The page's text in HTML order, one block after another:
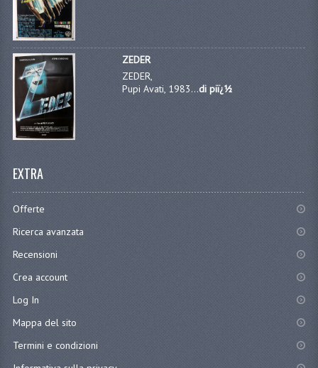
ZEDER
ZEDER,
Pupi Avati, 1983...di piï¿½
EXTRA
Offerte
Ricerca avanzata
Recensioni
Crea account
Log In
Mappa del sito
Termini e condizioni